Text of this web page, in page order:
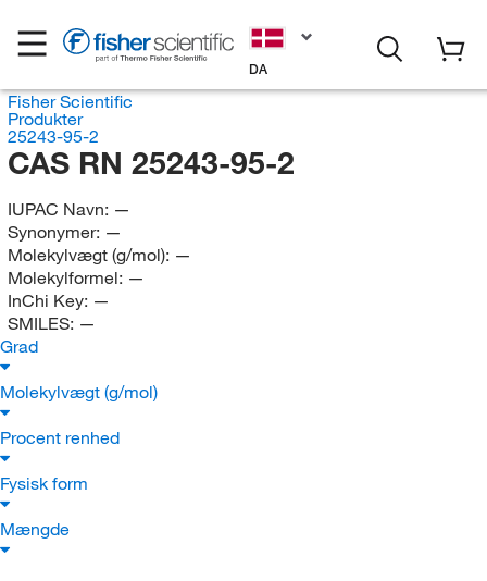
DA
Fisher Scientific
Produkter
25243-95-2
CAS RN 25243-95-2
IUPAC Navn: —
Synonymer: —
Molekylvægt (g/mol): —
Molekylformel: —
InChi Key: —
SMILES: —
Grad
Molekylvægt (g/mol)
Procent renhed
Fysisk form
Mængde